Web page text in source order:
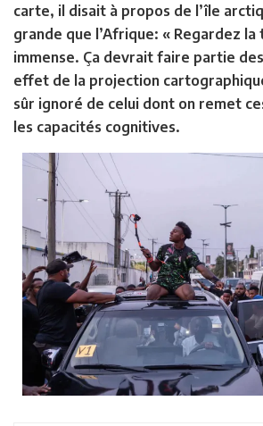
carte, il disait à propos de l’île
grande que l’Afrique: « Regardez la
immense. Ça devrait faire partie
effet de la projection
sûr ignoré de celui dont on remet
les capacités cognitives.